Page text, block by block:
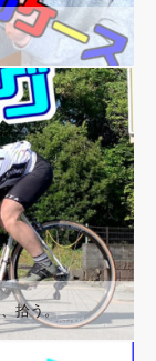
拾う。